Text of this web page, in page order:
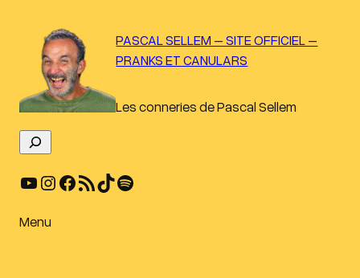
contenu
PASCAL SELLEM – SITE OFFICIEL –
PRANKS ET CANULARS
Les conneries de Pascal Sellem
e
c
e
YouTube Instagram Facebook Flux RSS TikTok Spotify
Menu